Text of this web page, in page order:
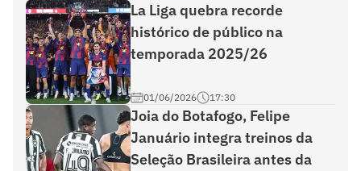
La Liga quebra recorde
histórico de público na
temporada 2025/26
01/06/2026 17:30
Joia do Botafogo, Felipe
Januário integra treinos da
Seleção Brasileira antes da